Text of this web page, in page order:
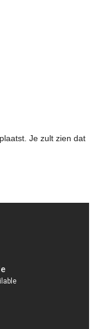
Je zult zien dat